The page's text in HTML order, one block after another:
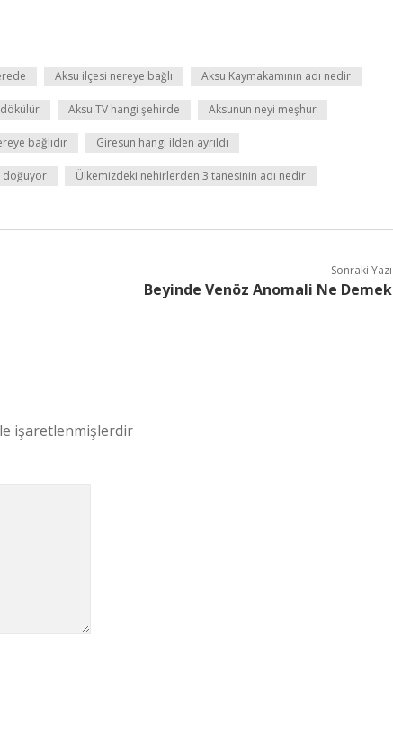
Aksu ilçesi nereye bağlı Aksu Kaymakamının adı nedir
Aksu TV hangi şehirde Aksunun neyi meşhur
bağlıdır Giresun hangi ilden ayrıldı
doğuyor Ülkemizdeki nehirlerden 3 tanesinin adı nedir
Sonraki Yazı
Beyinde Venöz Anomali Ne Demek
işaretlenmişlerdir